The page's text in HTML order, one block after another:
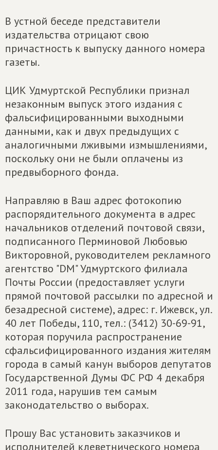
В устной беседе представители
издательства отрицают свою
причастность к выпуску данного номера
газеты.
ЦИК Удмуртской Республики признал
незаконным выпуск этого издания с
фальсифицированными выходными
данными, как и двух предыдущих с
аналогичными лживыми измышлениями,
поскольку они не были оплачены из
предвыборного фонда.
Направляю в Ваш адрес фотокопию
распорядительного документа в адрес
начальников отделений почтовой связи,
подписанного Перминовой Любовью
Викторовной, руководителем рекламного
агентство "DM" Удмуртского филиала
Почты России (предоставляет услуги
прямой почтовой рассылки по адресной и
безадресной системе), адрес: г. Ижевск, ул.
40 лет Победы, 110, тел.: (3412) 30-69-91,
которая поручила распространение
сфальсифицированного издания жителям
города в самый канун выборов депутатов
Государственной Думы ФС РФ 4 декабря
2011 года, нарушив тем самым
законодательство о выборах.
Прошу Вас установить заказчиков и
исполнителей клеветнического номера